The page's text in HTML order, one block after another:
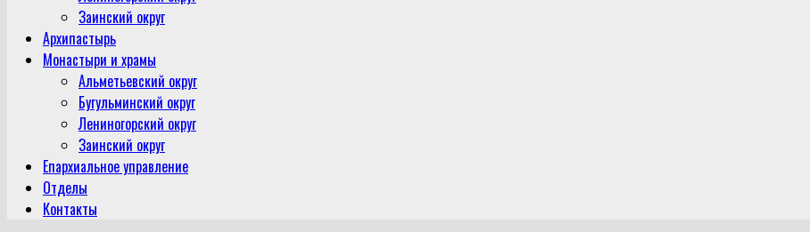
Заинский округ
Архипастырь
Монастыри и храмы
Альметьевский округ
Бугульминский округ
Лениногорский округ
Заинский округ
Епархиальное управление
Отделы
Контакты